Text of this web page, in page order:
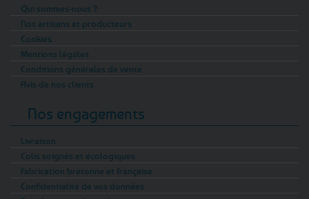
Qui sommes-nous ?
Nos artisans et producteurs
Cookies
Mentions légales
Conditions générales de vente
Avis de nos clients
Nos engagements
Livraison
Colis soignés et écologiques
Fabrication bretonne et française
Confidentialité de vos données